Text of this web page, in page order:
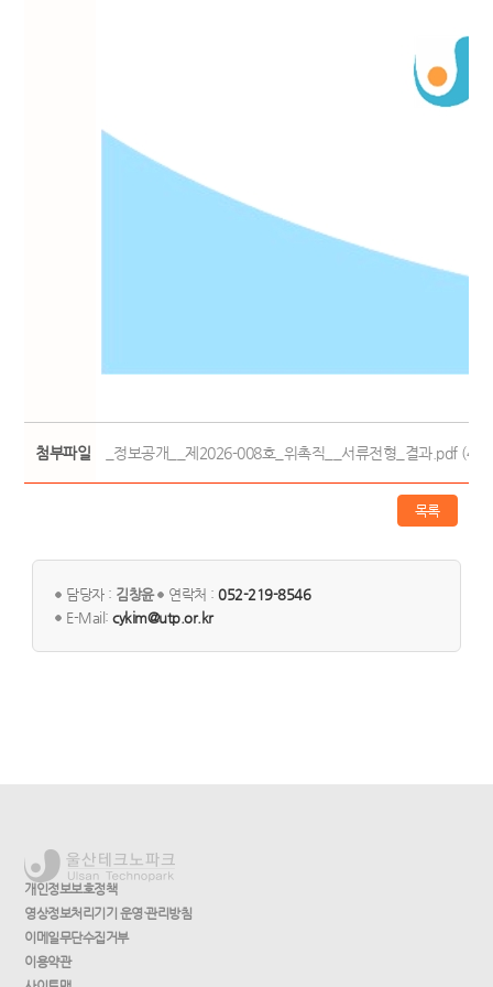
첨부파일 _정보공개__제2026-008호_위촉직__서류전형_결과.pdf
목록
담당자 : 김창윤 연락처 :052-219-8546
E-Mail:cykim@utp.or.kr
개인정보보호정책
영상정보처리기기 운영·관리방침
이메일무단수집거부
이용약관